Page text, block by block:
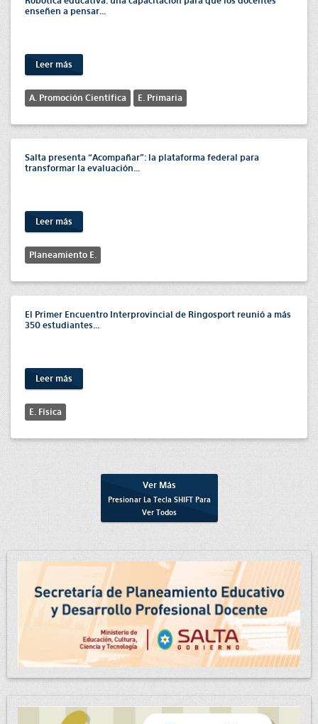
enseñen a pensar...
Leer más
A. Promoción Científica E. Primaria
Salta presenta “Acompañar”: la plataforma federal para
transformar la evaluación...
Leer más
Planeamiento E.
El Primer Encuentro Interprovincial de Ringosport reunió a más
350 estudiantes...
Leer más
E. Física
Ver Más
Presionar La Tecla SHIFTPara
Ver Todos